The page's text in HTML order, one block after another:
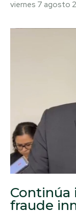
viernes 7 agosto
Continúa
fraude